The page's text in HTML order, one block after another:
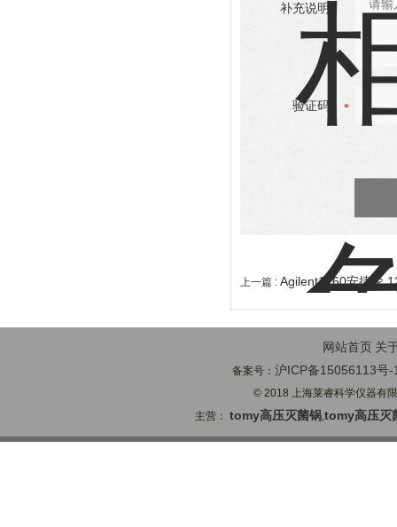
补充说明：
验证码：
上一篇 : Agilent1260安捷伦
网站首页 关
备案号：沪ICP备15056113号-
© 2018 上海莱睿科学仪器有
主营：tomy高压灭菌锅,tomy高压灭